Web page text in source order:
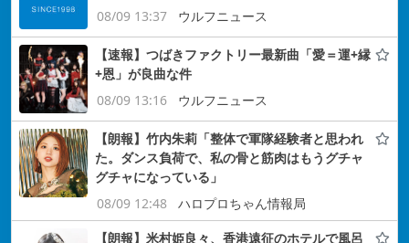
08/09 13:37
ウルフニュース
【速報】つばきファクトリー最新曲「愛＝運+縁
+恩」が良曲な件
08/09 13:16
ウルフニュース
【朗報】竹内朱莉「整体で軍隊経験者と思われ
た。ダンス負荷で、私の骨と筋肉はもうグチャ
グチャになっている」
08/09 12:48
ハロプロちゃん情報局
【朗報】米村姫良々、香港遠征のホテルで風呂